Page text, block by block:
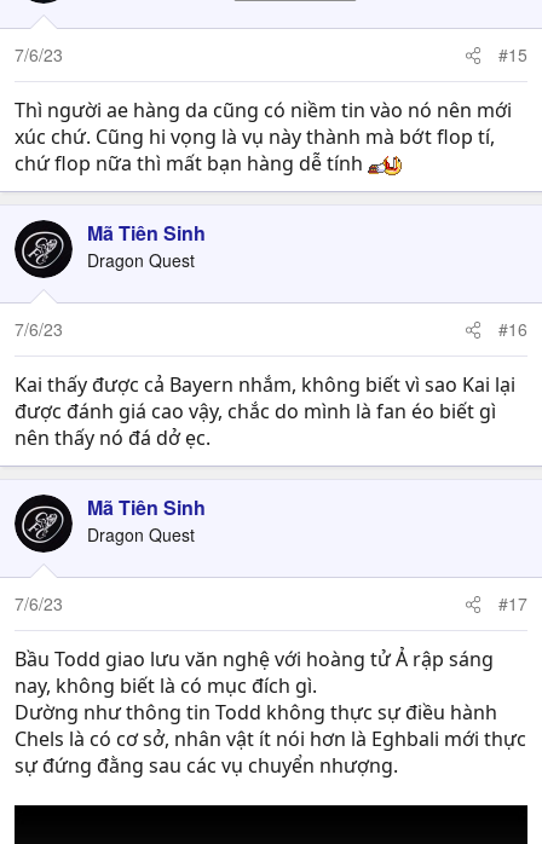
7/6/23 #15
Thì người ae hàng da cũng có niềm tin vào nó nên mới
xúc chứ. Cũng hi vọng là vụ này thành mà bớt flop tí,
chứ flop nữa thì mất bạn hàng dễ tính
Mã Tiên Sinh
Dragon Quest
7/6/23 #16
Kai thấy được cả Bayern nhắm, không biết vì sao Kai lại
được đánh giá cao vậy, chắc do mình là fan éo biết gì
nên thấy nó đá dở ẹc.
Mã Tiên Sinh
Dragon Quest
7/6/23 #17
Bầu Todd giao lưu văn nghệ với hoàng tử Ả rập sáng
nay, không biết là có mục đích gì.
Dường như thông tin Todd không thực sự điều hành
Chels là có cơ sở, nhân vật ít nói hơn là Eghbali mới thực
sự đứng đằng sau các vụ chuyển nhượng.